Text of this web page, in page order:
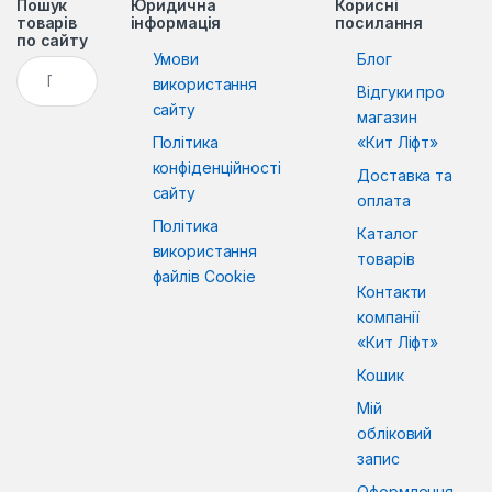
Пошук
товарів
по сайту
Пошук:
Юридична
інформація
Умови
використання
сайту
Політика
конфіденційності
сайту
Політика
використання
файлів Cookie
Корисні
посилання
Блог
Відгуки про
магазин
«Кит Ліфт»
Доставка та
оплата
Каталог
товарів
Контакти
компанії
«Кит Ліфт»
Кошик
Мій
обліковий
запис